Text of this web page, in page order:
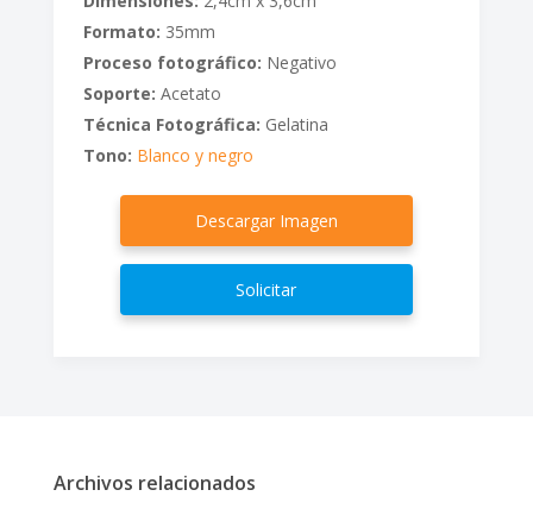
Formato: 35mm
Proceso fotográfico: Negativo
Soporte: Acetato
Técnica Fotográfica: Gelatina
Tono: Blanco y negro
Descargar Imagen
Solicitar
Archivos relacionados